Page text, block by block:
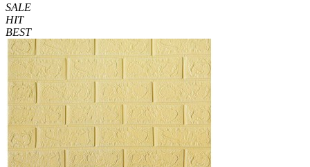
SALE
HIT
BEST